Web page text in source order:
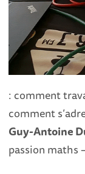
: comment
comment
Guy-Antoine
passion maths